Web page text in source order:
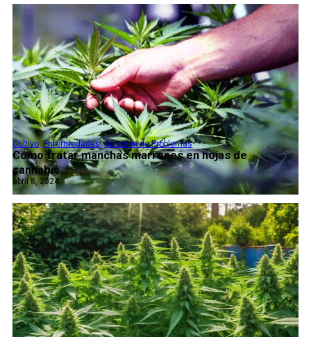
Cómo tratar manchas marrones en hojas de
cannabis...
Cultivo,Enfermedades,Solución de Problemas
abril 8, 2024